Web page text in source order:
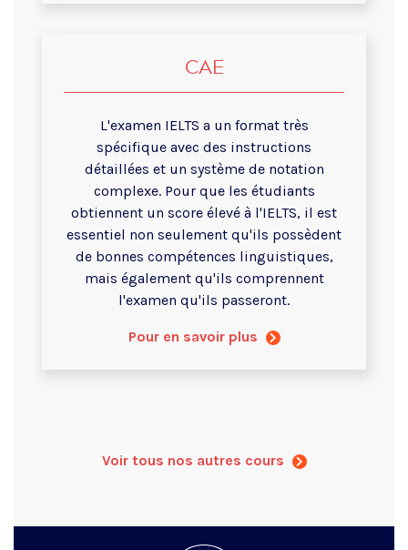
CAE
L'examen IELTS a un format très
spécifique avec des instructions
détaillées et un système de notation
complexe. Pour que les étudiants
obtiennent un score élevé à l'IELTS, il est
essentiel non seulement qu'ils possèdent
de bonnes compétences linguistiques,
mais également qu'ils comprennent
l'examen qu'ils passeront.
Pour en savoir plus
Voir tous nos autres cours